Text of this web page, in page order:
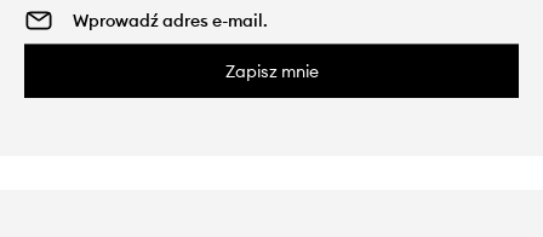
Zapisz mnie